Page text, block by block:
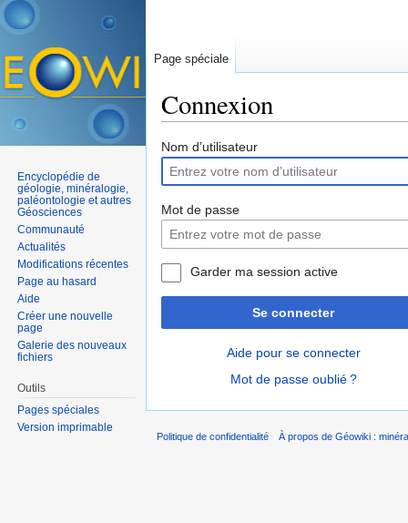
Connexion
Nom d’utilisateur
Mot de passe
Garder ma session active
Se connecter
Aide pour se connecter
Mot de passe oublié ?
Page spéciale
Encyclopédie de
géologie, minéralogie,
paléontologie et autres
Géosciences
Communauté
Actualités
Modifications récentes
Page au hasard
Aide
Créer une nouvelle
page
Galerie des nouveaux
fichiers
Outils
Pages spéciales
Version imprimable
Politique de confidentialité À propos de Géowiki :